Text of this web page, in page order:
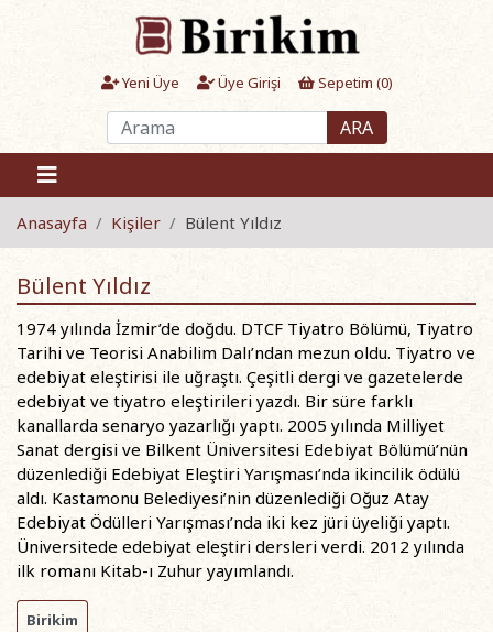
Yeni Üye Üye Girişi Sepetim (0)
ARA
Anasayfa Kişiler Bülent Yıldız
Bülent Yıldız
1974 yılında İzmir’de doğdu. DTCF Tiyatro Bölümü, Tiyatro
Tarihi ve Teorisi Anabilim Dalı’ndan mezun oldu. Tiyatro ve
edebiyat eleştirisi ile uğraştı. Çeşitli dergi ve gazetelerde
edebiyat ve tiyatro eleştirileri yazdı. Bir süre farklı
kanallarda senaryo yazarlığı yaptı. 2005 yılında Milliyet
Sanat dergisi ve Bilkent Üniversitesi Edebiyat Bölümü’nün
düzenlediği Edebiyat Eleştiri Yarışması’nda ikincilik ödülü
aldı. Kastamonu Belediyesi’nin düzenlediği Oğuz Atay
Edebiyat Ödülleri Yarışması’nda iki kez jüri üyeliği yaptı.
Üniversitede edebiyat eleştiri dersleri verdi. 2012 yılında
ilk romanı Kitab-ı Zuhur yayımlandı.
Birikim